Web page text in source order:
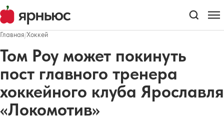
Главная/Хоккей
Том Роу может покинуть
пост главного тренера
хоккейного клуба Ярославля
«Локомотив»